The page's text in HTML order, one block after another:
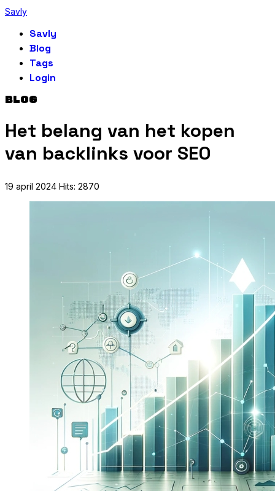
Savly
Savly
Blog
Tags
Login
BLOG
Het belang van het kopen
van backlinks voor SEO
19 april 2024 Hits: 2870